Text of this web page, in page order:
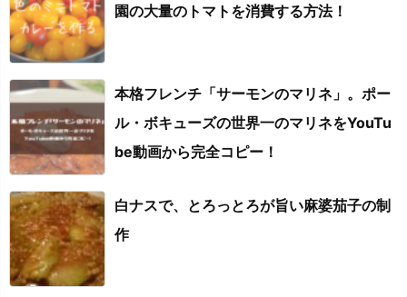
園の大量のトマトを消費する方法！
本格フレンチ「サーモンのマリネ」。ポー
ル・ボキューズの世界一のマリネをYouTu
be動画から完全コピー！
白ナスで、とろっとろが旨い麻婆茄子の制
作